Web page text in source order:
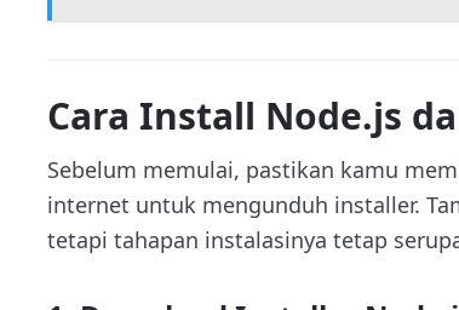
Cara Install Node.js
Sebelum memulai, pastikan kamu
internet untuk mengunduh installer.
tetapi tahapan instalasinya tetap